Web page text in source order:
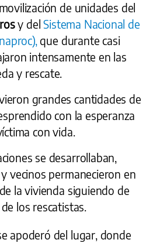
de unidades del
y delSistema Nacional de
que durante casi
intensamente en las
y rescate.
grandes cantidades de
con la esperanza
con vida.
se desarrollaban,
vecinos permanecieron en
la vivienda siguiendo de
los rescatistas.
apoderó del lugar, donde